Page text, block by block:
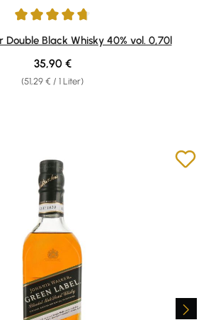
von 4.84 von 5 Sternen
Double Black Whisky 40% vol. 0,70l
(51,29 € / 1 Liter)
Regulärer Preis:
35,90 €